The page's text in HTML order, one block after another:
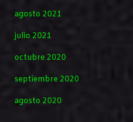
agosto 2021
julio 2021
octubre 2020
septiembre 2020
agosto 2020